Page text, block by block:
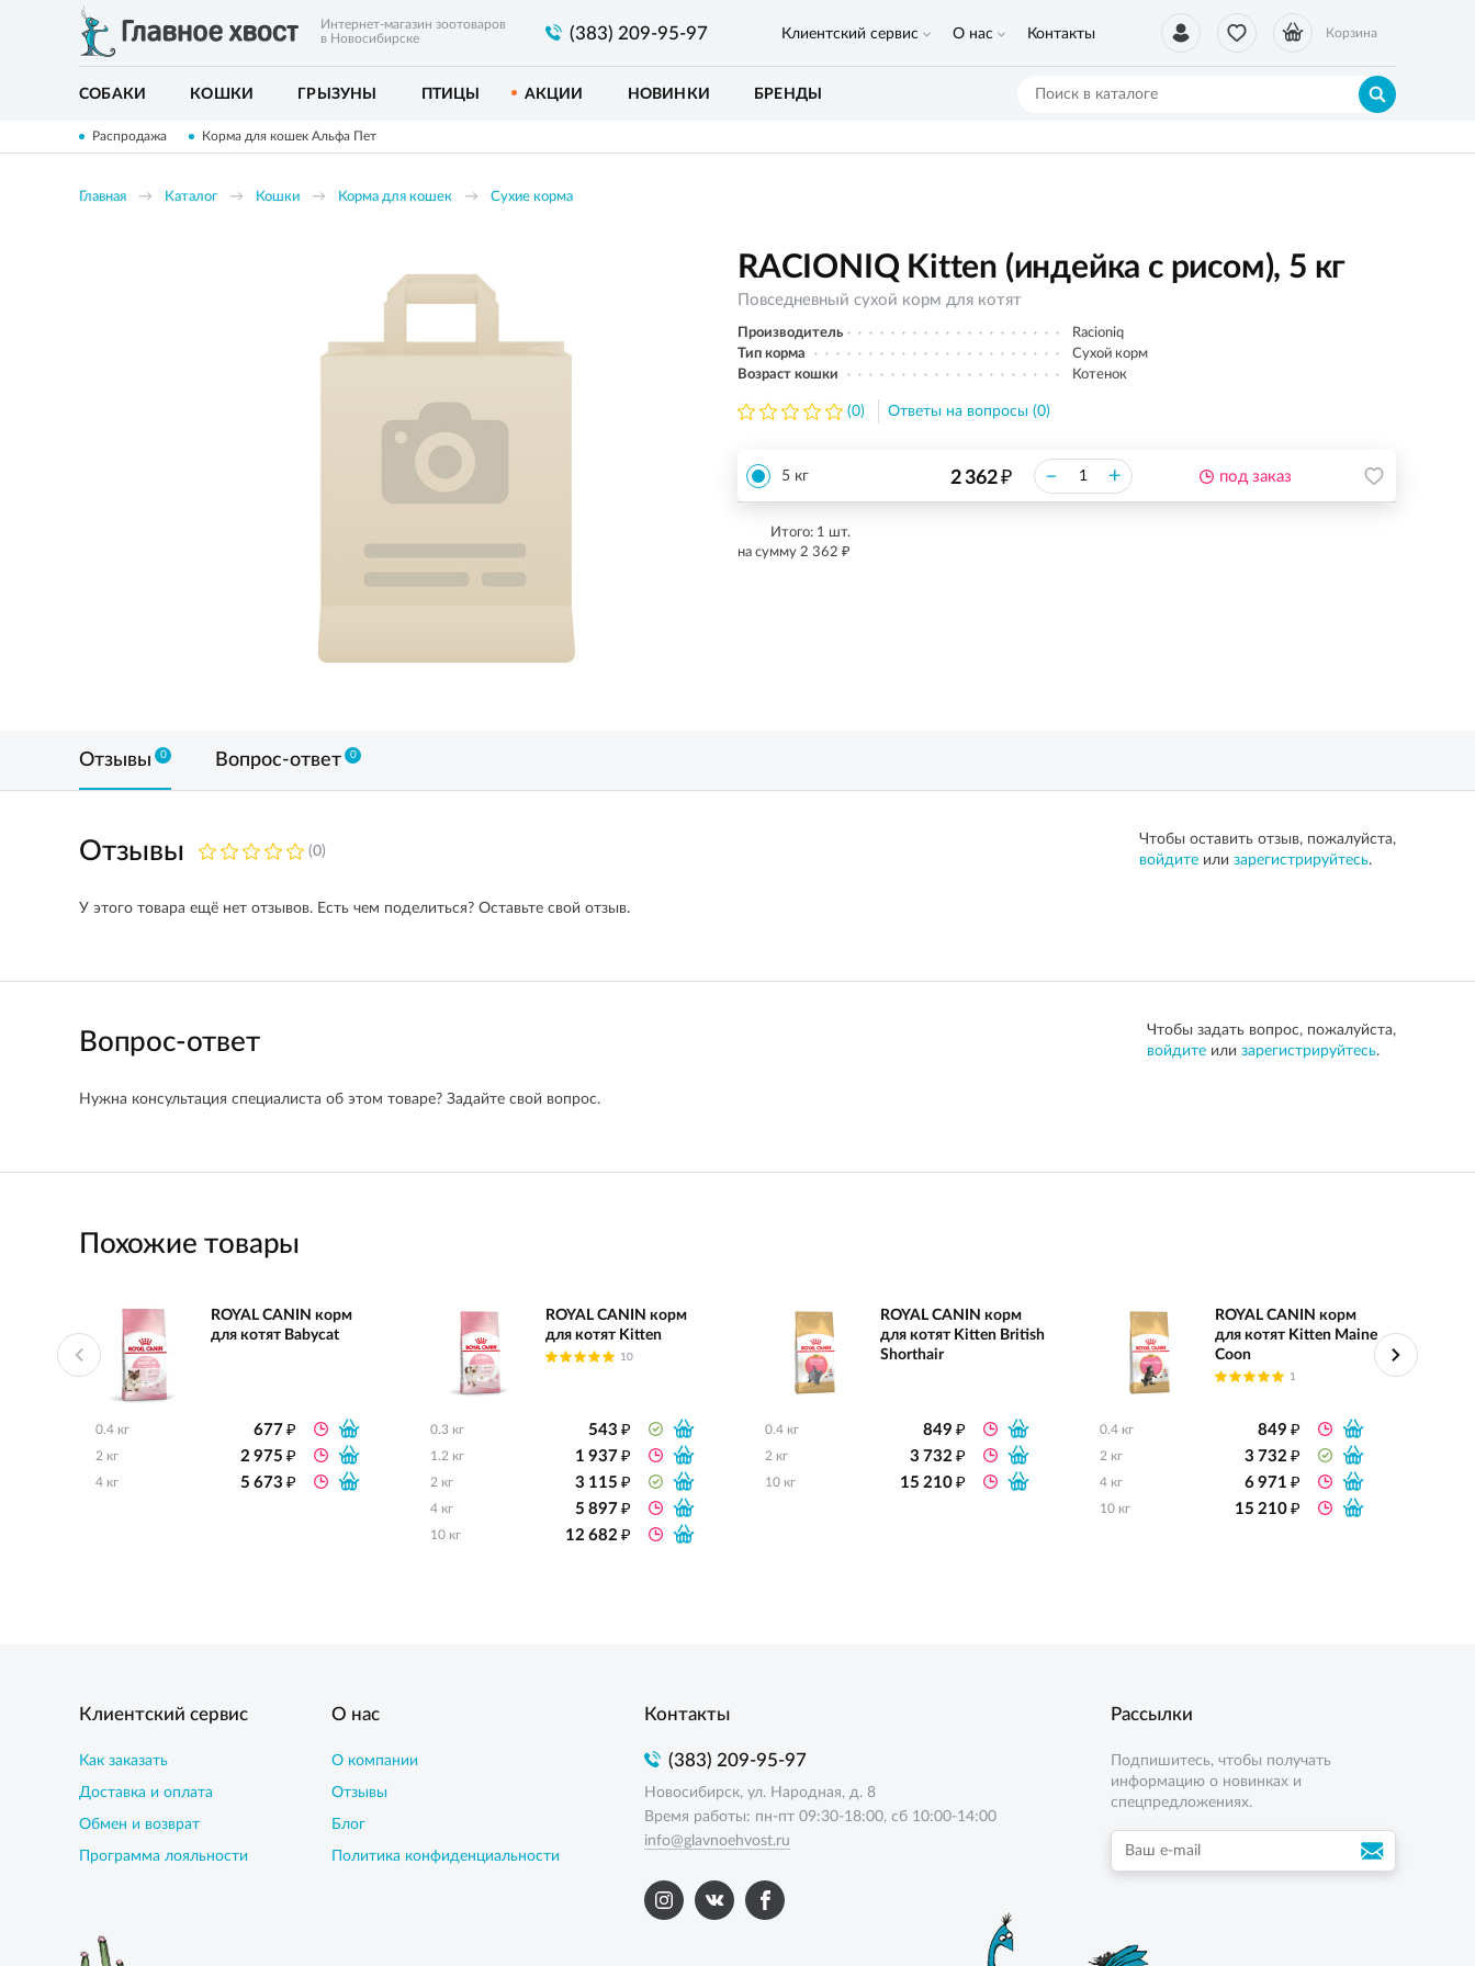
Интернет-магазин зоотоваров
в Новосибирске
(383) 209-95-97 Корзина
Клиентский сервис О нас Контакты
СОБАКИ КОШКИ ГРЫЗУНЫ ПТИЦЫ АКЦИИ НОВИНКИ БРЕНДЫ
Распродажа Корма для кошек Альфа Пет
Главная Каталог Кошки Корма для кошек Сухие корма
RACIONIQ Kitten (индейка с рисом), 5 кг
Повседневный сухой корм для котят
Производитель
Racioniq
Тип корма
Сухой корм
Возраст кошки
Котенок
(0) Ответы на вопросы (0)
5 кг 2 362₽ – + под заказ
Итого: 1 шт.
на сумму 2 362 ₽
Отзывы 0 Вопрос-ответ 0
Отзывы (0)
Чтобы оставить отзыв, пожалуйста,
войдите или зарегистрируйтесь.
У этого товара ещё нет отзывов. Есть чем поделиться? Оставьте свой отзыв.
Вопрос-ответ
Чтобы задать вопрос, пожалуйста,
войдите или зарегистрируйтесь.
Нужна консультация специалиста об этом товаре? Задайте свой вопрос.
Похожие товары
ROYAL CANIN корм
для котят Babycat
0.4 кг 677₽
2 кг 2 975₽
4 кг 5 673₽
ROYAL CANIN корм
для котят Kitten
10
0.3 кг 543₽
1.2 кг 1 937₽
2 кг 3 115₽
4 кг 5 897₽
10 кг 12 682₽
ROYAL CANIN корм
для котят Kitten British
Shorthair
0.4 кг 849₽
2 кг 3 732₽
10 кг 15 210₽
ROYAL CANIN корм
для котят Kitten Maine
Coon
1
0.4 кг 849₽
2 кг 3 732₽
4 кг 6 971₽
10 кг 15 210₽
Клиентский сервис
Как заказать
Доставка и оплата
Обмен и возврат
Программа лояльности
О нас
О компании
Отзывы
Блог
Политика конфиденциальности
Контакты
(383) 209-95-97
Новосибирск, ул. Народная, д. 8
Время работы: пн-пт 09:30-18:00, сб 10:00-14:00
info@glavnoehvost.ru
Рассылки
Подпишитесь, чтобы получать
информацию о новинках и
спецпредложениях.